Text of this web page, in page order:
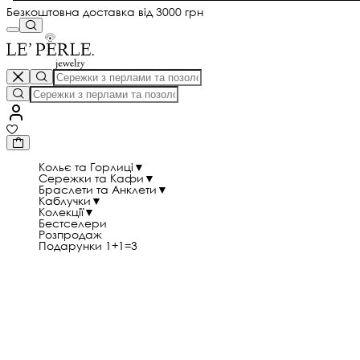
Безкоштовна доставка від 3000 грн
Кольє та Горлиці ▼
Сережки та Кафи ▼
Браслети та Анклети ▼
Каблучки ▼
Колекції▼
Бестселери
Розпродаж
Подарунки 1+1=3